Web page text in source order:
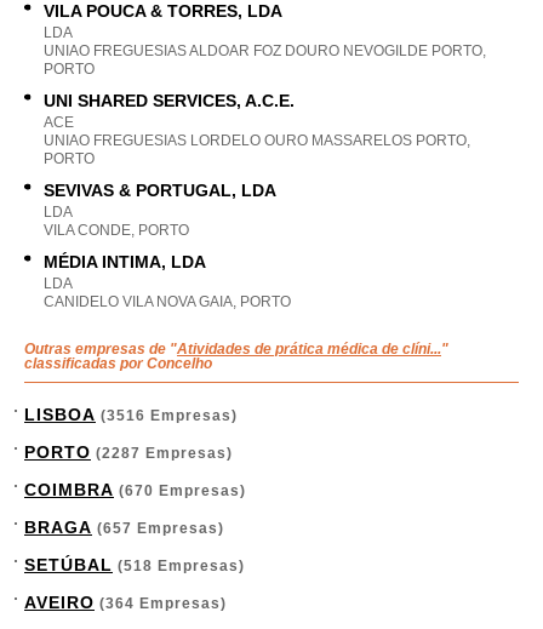
VILA POUCA & TORRES, LDA
LDA
UNIAO FREGUESIAS ALDOAR FOZ DOURO NEVOGILDE PORTO,
PORTO
UNI SHARED SERVICES, A.C.E.
ACE
UNIAO FREGUESIAS LORDELO OURO MASSARELOS PORTO,
PORTO
SEVIVAS & PORTUGAL, LDA
LDA
VILA CONDE, PORTO
MÉDIA INTIMA, LDA
LDA
CANIDELO VILA NOVA GAIA, PORTO
Outras empresas de "Atividades de prática médica de clíni..."
classificadas por Concelho
LISBOA (3516 Empresas)
PORTO (2287 Empresas)
COIMBRA (670 Empresas)
BRAGA (657 Empresas)
SETÚBAL (518 Empresas)
AVEIRO (364 Empresas)